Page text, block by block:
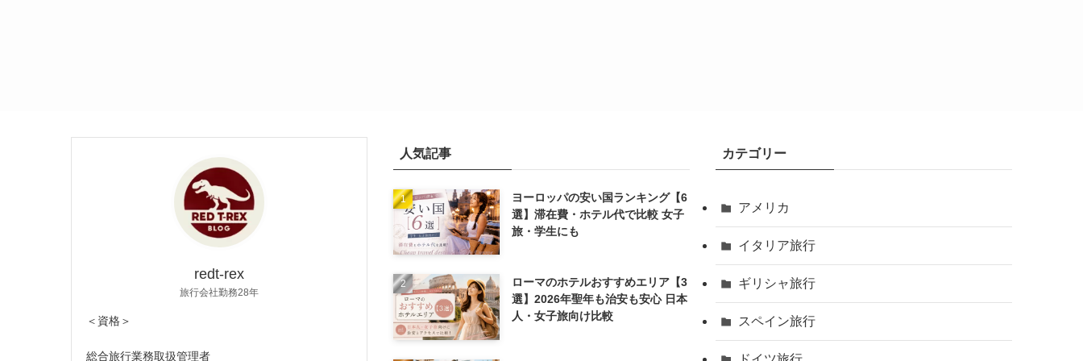
redt-rex
旅行会社勤務28年
＜資格＞
総合旅行業務取扱管理者
人気記事
ヨーロッパの安い国ランキング【6
選】滞在費・ホテル代で比較 女子
旅・学生にも
ローマのホテルおすすめエリア【3
選】2026年聖年も治安も安心 日本
人・女子旅向け比較
カテゴリー
アメリカ
イタリア旅行
ギリシャ旅行
スペイン旅行